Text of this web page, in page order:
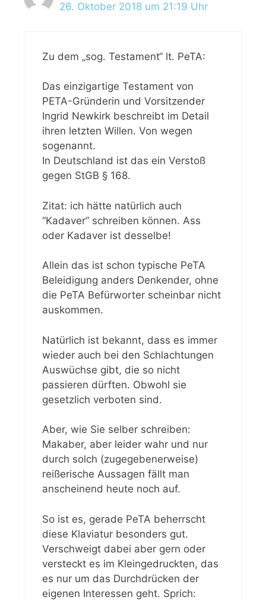
26. Oktober 2018 um 21:19 Uhr
Zu dem „sog. Testament“ lt. PeTA:
Das einzigartige Testament von
PETA-Gründerin und Vorsitzender
Ingrid Newkirk beschreibt im Detail
ihren letzten Willen. Von wegen
sogenannt.
In Deutschland ist das ein Verstoß
gegen StGB § 168.
Zitat: ich hätte natürlich auch
“Kadaver” schreiben können. Ass
oder Kadaver ist desselbe!
Allein das ist schon typische PeTA
Beleidigung anders Denkender, ohne
die PeTA Befürworter scheinbar nicht
auskommen.
Natürlich ist bekannt, dass es immer
wieder auch bei den Schlachtungen
Auswüchse gibt, die so nicht
passieren dürften. Obwohl sie
gesetzlich verboten sind.
Aber, wie Sie selber schreiben:
Makaber, aber leider wahr und nur
durch solch (zugegebenerweise)
reißerische Aussagen fällt man
anscheinend heute noch auf.
So ist es, gerade PeTA beherrscht
diese Klaviatur besonders gut.
Verschweigt dabei aber gern oder
versteckt es im Kleingedruckten, das
es nur um das Durchdrücken der
eigenen Interessen geht. Sprich: